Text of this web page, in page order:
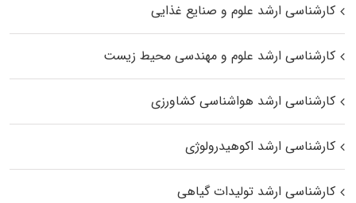
کارشناسی ارشد علوم و صنایع غذایی
کارشناسی ارشد علوم و مهندسی محیط زیست
کارشناسی ارشد هواشناسی کشاورزی
کارشناسی ارشد اکوهیدرولوژی
کارشناسی ارشد تولیدات گیاهی